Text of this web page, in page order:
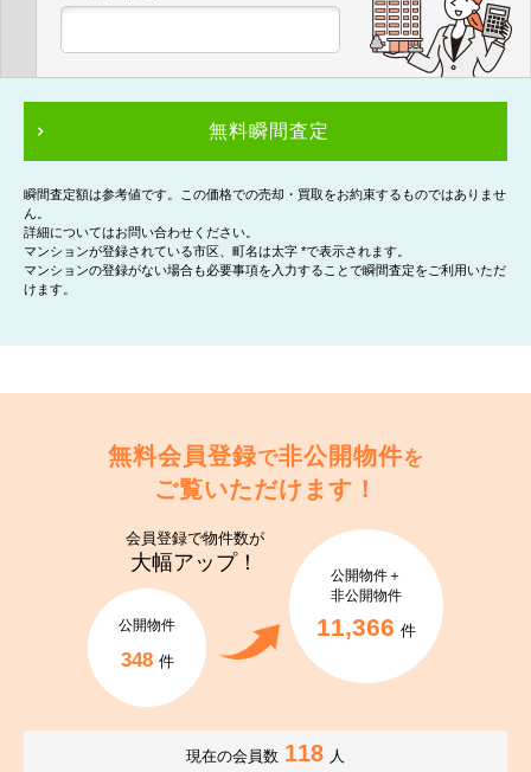
無料瞬間査定
瞬間査定額は参考値です。この価格での売却・買取をお約束するものではありませ
ん。
詳細についてはお問い合わせください。
マンションが登録されている市区、町名は太字 *で表示されます。
マンションの登録がない場合も必要事項を入力することで瞬間査定をご利用いただ
けます。
無料会員登録で非公開物件を
ご覧いただけます！
会員登録で物件数が
大幅アップ！
公開物件
348 件
公開物件＋
非公開物件
11,366 件
現在の会員数 118 人